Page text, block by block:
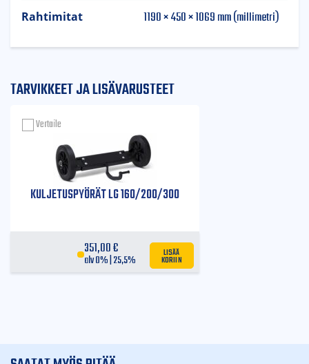
Rahtimitat 1190 × 450 × 1069 mm (millimetri)
TARVIKKEET JA LISÄVARUSTEET
KULJETUSPYÖRÄT LG 160/200/300
351,00€
alv 0% | 25,5%
LISÄÄ
KORIIN
Vertaile